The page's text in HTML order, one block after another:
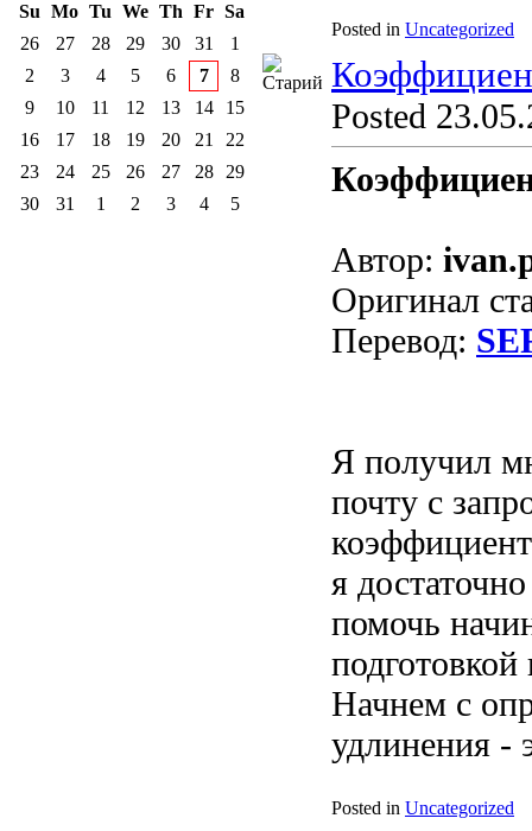
Posted in Uncategorized
Posted
Автор:
Оригинал
Перевод:
Я получил
почту с
я
помочь
Начнем с
удлинения -
Posted in Uncategorized
Su Mo Tu We Th Fr Sa
26
27 28 29 30 31
1
2
3 4 5 6 7
8
9
10 11 12 13 14
15
16
17 18 19 20 21
22
23
24 25 26 27 28
29
30
31 1 2 3 4 5